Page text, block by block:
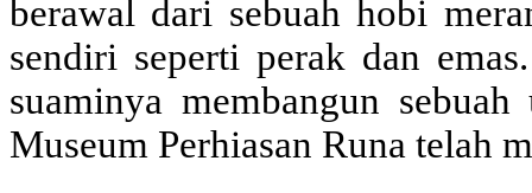
berawal dari sebuah hobi
sendiri seperti perak dan
suaminya membangun
Museum Perhiasan Runa telah